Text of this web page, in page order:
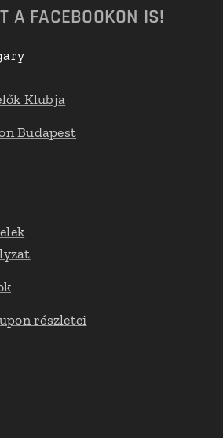
A FACEBOOKON IS!
Klubja
Budapest
részletei